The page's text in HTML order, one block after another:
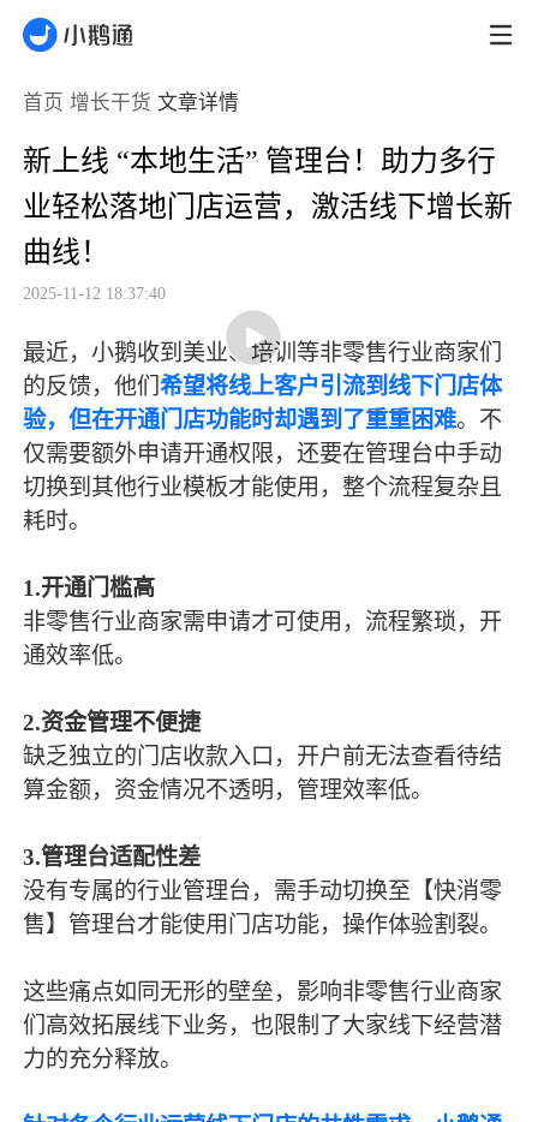
首页 增长干货 文章详情
新上线 “本地生活” 管理台！助力多行
业轻松落地门店运营，激活线下增长新
曲线！
2025-11-12 18:37:40
最近，小鹅收到美业、培训等非零售行业商家们
的反馈，他们希望将线上客户引流到线下门店体
验，但在开通门店功能时却遇到了重重困难。不
仅需要额外申请开通权限，还要在管理台中手动
切换到其他行业模板才能使用，整个流程复杂且
耗时。
1.开通门槛高
非零售行业商家需申请才可使用，流程繁琐，开
通效率低。
2.资金管理不便捷
缺乏独立的门店收款入口，开户前无法查看待结
算金额，资金情况不透明，管理效率低。
3.管理台适配性差
没有专属的行业管理台，需手动切换至【快消零
售】管理台才能使用门店功能，操作体验割裂。
这些痛点如同无形的壁垒，影响非零售行业商家
们高效拓展线下业务，也限制了大家线下经营潜
力的充分释放。